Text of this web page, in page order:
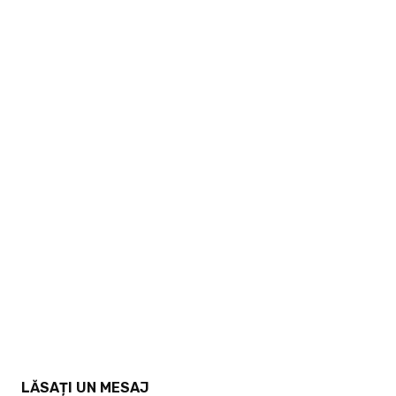
LĂSAȚI UN MESAJ